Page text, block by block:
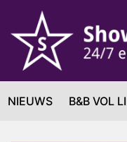
NIEUWS B&B VOL